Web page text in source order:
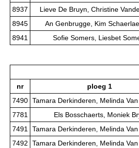
8937
Lieve De Bruyn, Christine
8945
An Genbrugge, Kim
8941
Sofie Somers, Liesbet
nr
ploeg 1
7490 Tamara Derkinderen, Melinda
7781
Els Bosschaerts, Moniek
7491 Tamara Derkinderen, Melinda
7492
Tamara Derkinderen, Melinda